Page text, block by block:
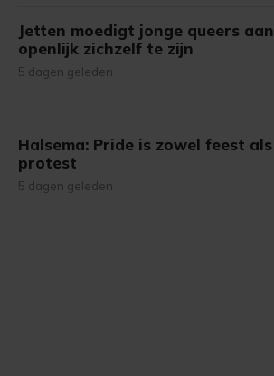
Jetten moedigt jonge queers aan
openlijk zichzelf te zijn
5 dagen geleden
Halsema: Pride is zowel feest als
protest
5 dagen geleden